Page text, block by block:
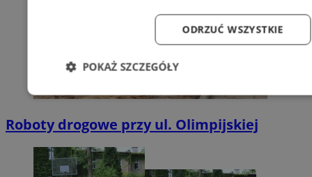
Roboty drogowe przy ul. Olimpijskiej
ODRZUĆ WSZYSTKIE
POKAŻ SZCZEGÓŁY
Niezbędne Wydajność Targetowanie